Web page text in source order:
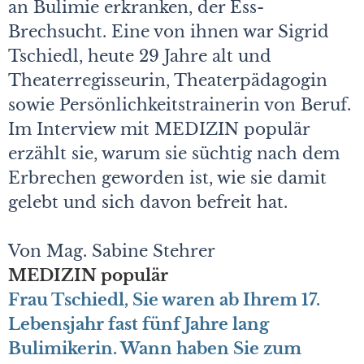
an Bulimie erkranken, der Ess-
Brechsucht. Eine von ihnen war Sigrid
Tschiedl, heute 29 Jahre alt und
Theaterregisseurin, Theaterpädagogin
sowie Persönlichkeitstrainerin von Beruf.
Im Interview mit MEDIZIN populär
erzählt sie, warum sie süchtig nach dem
Erbrechen geworden ist, wie sie damit
gelebt und sich davon befreit hat.
Von Mag. Sabine Stehrer
MEDIZIN populär
Frau Tschiedl, Sie waren ab Ihrem 17.
Lebensjahr fast fünf Jahre lang
Bulimikerin. Wann haben Sie zum